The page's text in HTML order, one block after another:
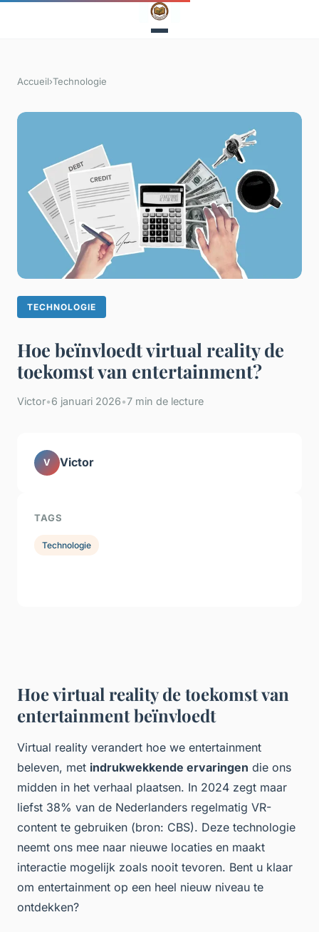
Accueil›Technologie
TECHNOLOGIE
Hoe beïnvloedt virtual reality de
toekomst van entertainment?
Victor•6 januari 2026•7 min de lecture
Hoe virtual reality de toekomst van
entertainment beïnvloedt
Virtual reality verandert hoe we entertainment
beleven, met indrukwekkende ervaringen die ons
midden in het verhaal plaatsen. In 2024 zegt maar
liefst 38% van de Nederlanders regelmatig VR-
content te gebruiken (bron: CBS). Deze technologie
neemt ons mee naar nieuwe locaties en maakt
interactie mogelijk zoals nooit tevoren. Bent u klaar
om entertainment op een heel nieuw niveau te
ontdekken?
V Victor
TAGS
Technologie